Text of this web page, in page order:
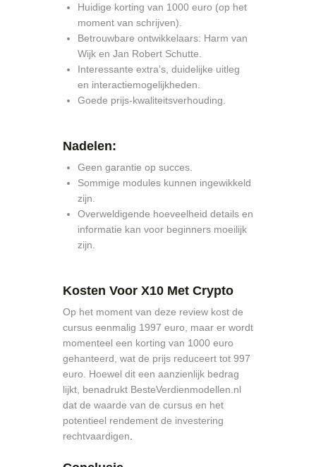
Huidige korting van 1000 euro (op het
moment van schrijven).
Betrouwbare ontwikkelaars: Harm van
Wijk en Jan Robert Schutte.
Interessante extra’s, duidelijke uitleg
en interactiemogelijkheden.
Goede prijs-kwaliteitsverhouding.
Nadelen:
Geen garantie op succes.
Sommige modules kunnen ingewikkeld
zijn.
Overweldigende hoeveelheid details en
informatie kan voor beginners moeilijk
zijn.
Kosten Voor X10 Met Crypto
Op het moment van deze review kost de
cursus eenmalig 1997 euro, maar er wordt
momenteel een korting van 1000 euro
gehanteerd, wat de prijs reduceert tot 997
euro. Hoewel dit een aanzienlijk bedrag
lijkt, benadrukt BesteVerdienmodellen.nl
dat de waarde van de cursus en het
potentieel rendement de investering
rechtvaardigen